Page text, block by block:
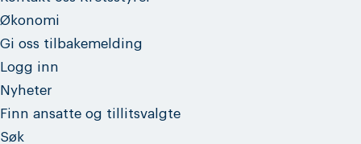
Økonomi
Gi oss tilbakemelding
Logg inn
Nyheter
Finn ansatte og tillitsvalgte
Søk